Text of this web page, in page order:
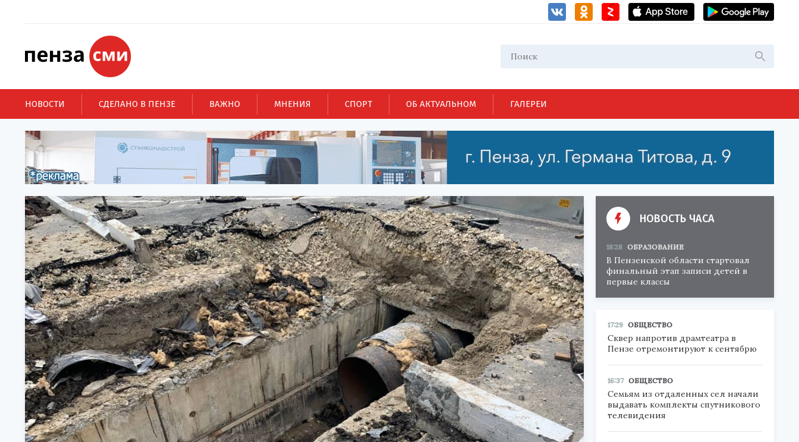
НОВОСТИ СДЕЛАНО В ПЕНЗЕ ВАЖНО МНЕНИЯ СПОРТ ОБ АКТУАЛЬНОМ ГАЛЕРЕИ
НОВОСТЬ ЧАСА
18:28 ОБРАЗОВАНИЕ
В Пензенской области стартовал
финальный этап записи детей в
первые классы
17:29 ОБЩЕСТВО
Сквер напротив драмтеатра в
Пензе отремонтируют к сентябрю
16:37 ОБЩЕСТВО
Семьям из отдаленных сел начали
выдавать комплекты спутникового
телевидения